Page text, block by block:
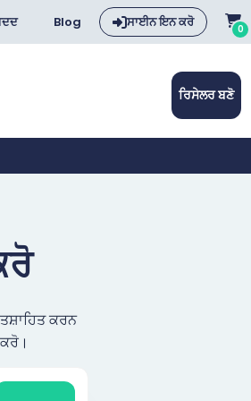
Blog ਸਾਈਨ ਇਨ ਕਰੋ 0
ਰਿਸੇਲਰ ਬਣੋ
ਕਰਨ